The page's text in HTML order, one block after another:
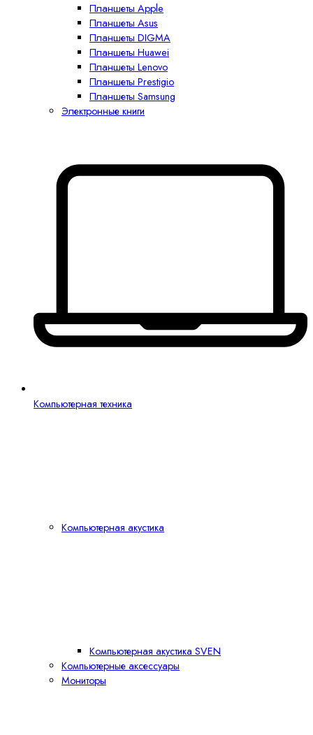
Планшеты Apple
Планшеты Asus
Планшеты DIGMA
Планшеты Huawei
Планшеты Lenovo
Планшеты Prestigio
Планшеты Samsung
Электронные книги
Компьютерная техника
Компьютерная акустика
Компьютерная акустика SVEN
Компьютерные аксессуары
Мониторы